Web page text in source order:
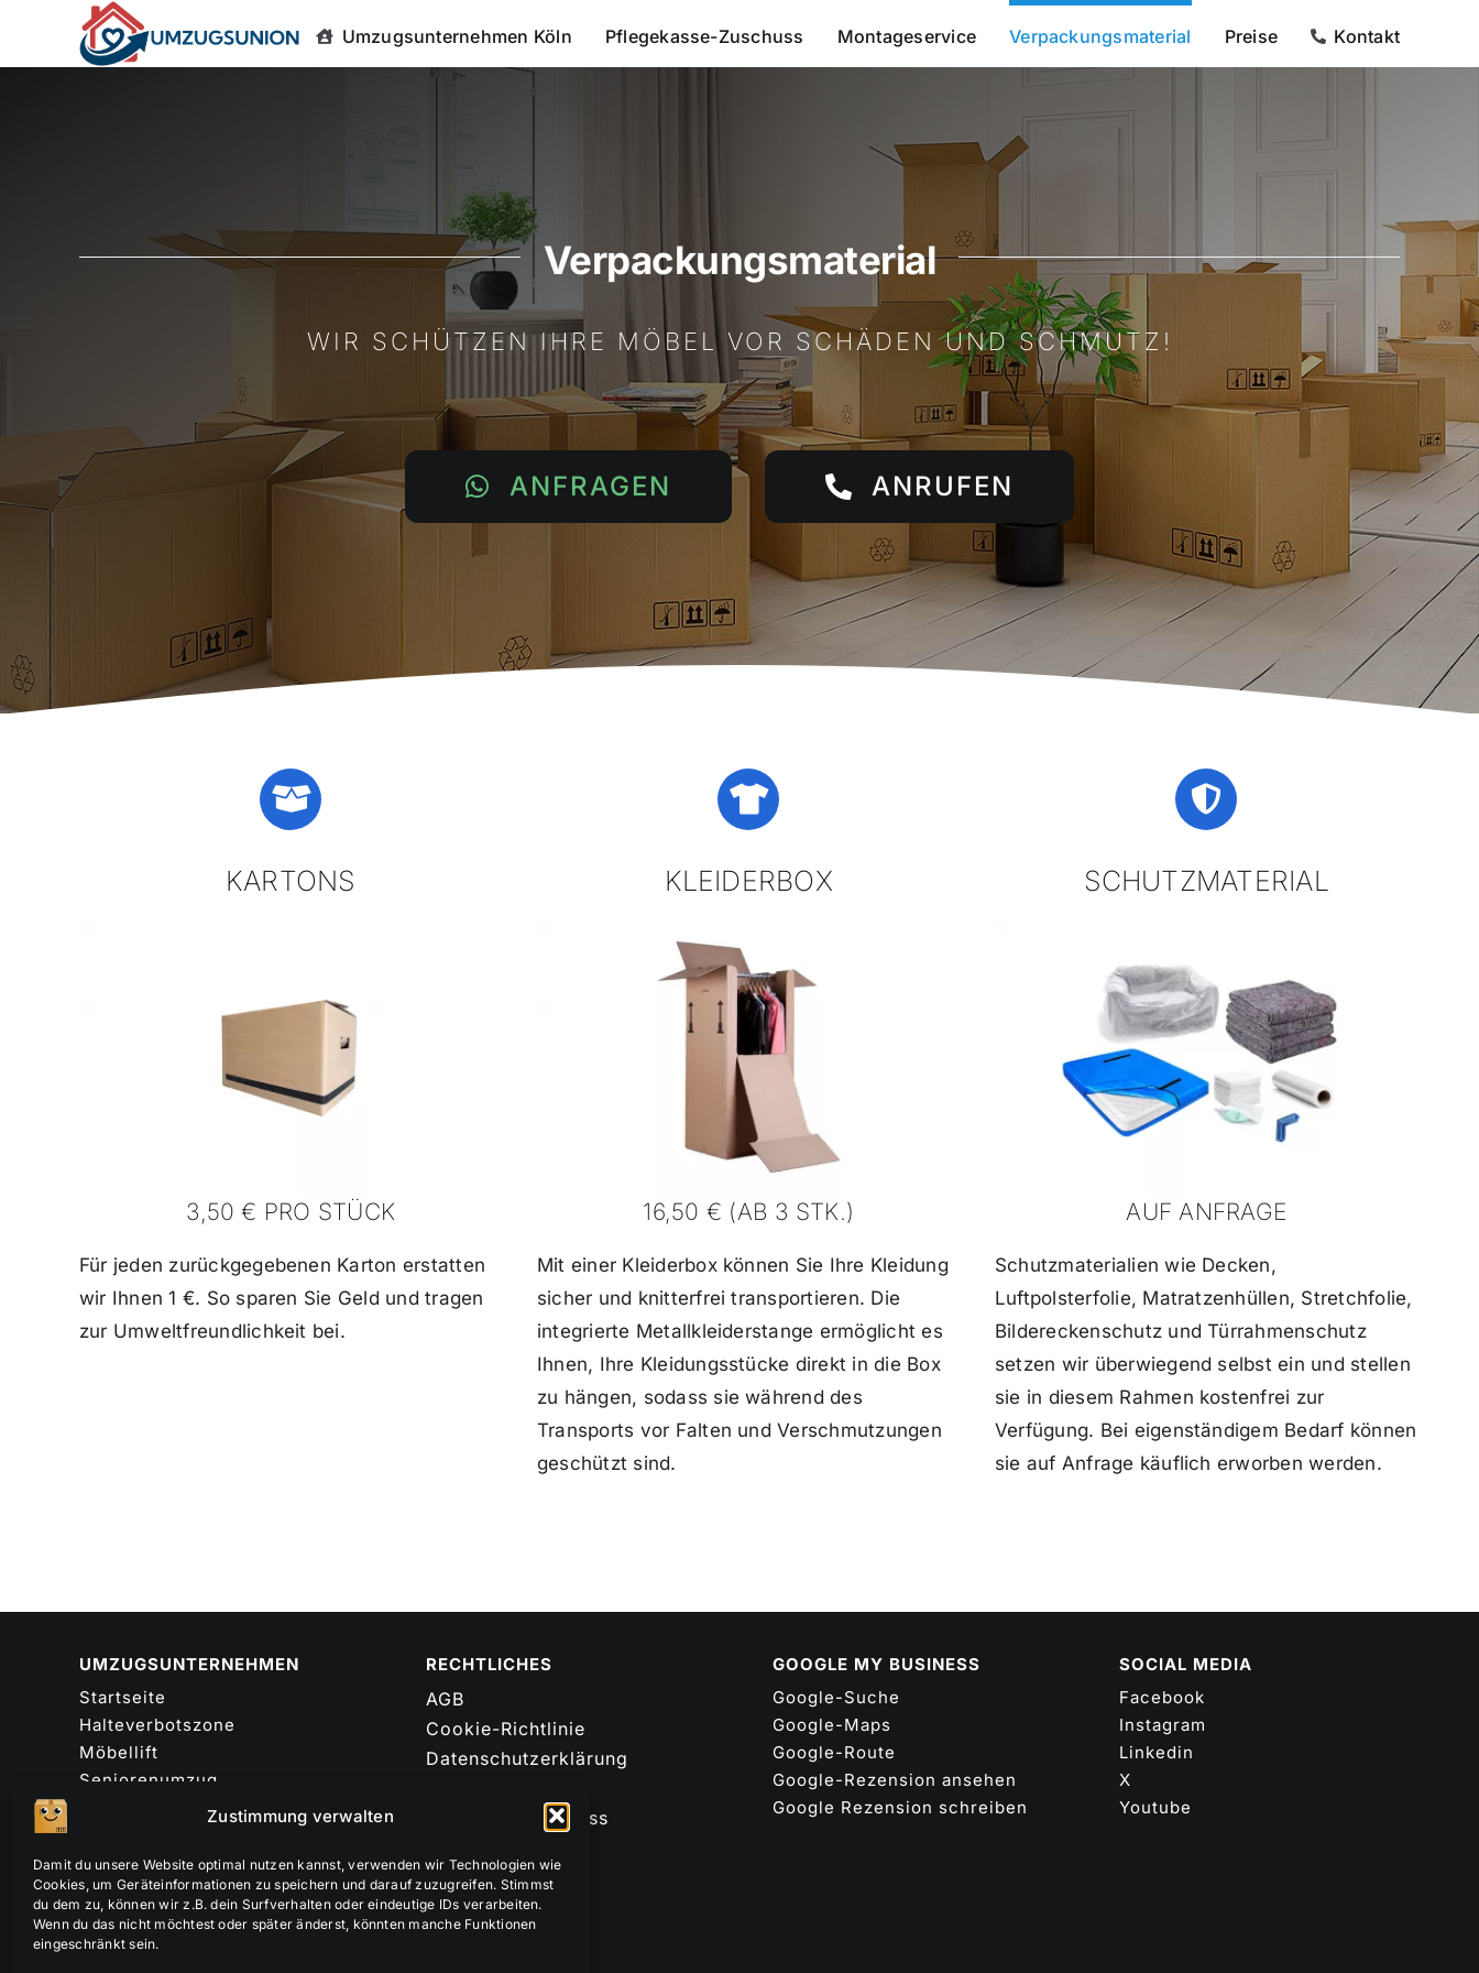
Zustimmung verwalten
Damit du unsere Website optimal nutzen kannst, verwenden wir Technologien wie
Cookies, um Geräteinformationen zu speichern und darauf zuzugreifen. Stimmst
du dem zu, können wir z.B. dein Surfverhalten oder eindeutige IDs verarbeiten.
Wenn du das nicht möchtest oder später änderst, könnten manche Funktionen
eingeschränkt sein.
springen
Umzugsunternehmen Köln Pflegekasse-Zuschuss Montageservice Verpackungsmaterial Preise Kontakt
Verpackungsmaterial
WIR SCHÜTZEN IHRE MÖBEL VOR SCHÄDEN UND SCHMUTZ!
ANFRAGEN ANRUFEN
KARTONS
3,50 € PRO STÜCK
Für jeden zurückgegebenen Karton erstatten
wir Ihnen 1 €. So sparen Sie Geld und tragen
zur Umweltfreundlichkeit bei.
KLEIDERBOX
16,50 € (AB 3 STK.)
Mit einer Kleiderbox können Sie Ihre Kleidung
sicher und knitterfrei transportieren. Die
integrierte Metallkleiderstange ermöglicht es
Ihnen, Ihre Kleidungsstücke direkt in die Box
zu hängen, sodass sie während des
Transports vor Falten und Verschmutzungen
geschützt sind.
SCHUTZMATERIAL
AUF ANFRAGE
Schutzmaterialien wie Decken,
Luftpolsterfolie, Matratzenhüllen, Stretchfolie,
Bildereckenschutz und Türrahmenschutz
setzen wir überwiegend selbst ein und stellen
sie in diesem Rahmen kostenfrei zur
Verfügung. Bei eigenständigem Bedarf können
sie auf Anfrage käuflich erworben werden.
UMZUGSUNTERNEHMEN
Startseite
Halteverbotszone
Möbellift
Seniorenumzug
Montageservice
Möbelmontage
Verpackungsmaterial
Preise
Kontakt
RECHTLICHES
AGB
Cookie-Richtlinie
Datenschutzerklärung
Haftungsausschluss
Sitemap
GOOGLE MY BUSINESS
Google-Suche
Google-Maps
Google-Route
Google-Rezension ansehen
Google Rezension schreiben
SOCIAL MEDIA
Facebook
Instagram
Linkedin
X
Youtube